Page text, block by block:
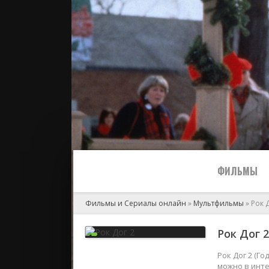
ФИЛЬМЫ
2024
Фильмы и Сериалы онлайн » Мультфильмы » Рок
Рок Дог
Рок Дог 2
можно в